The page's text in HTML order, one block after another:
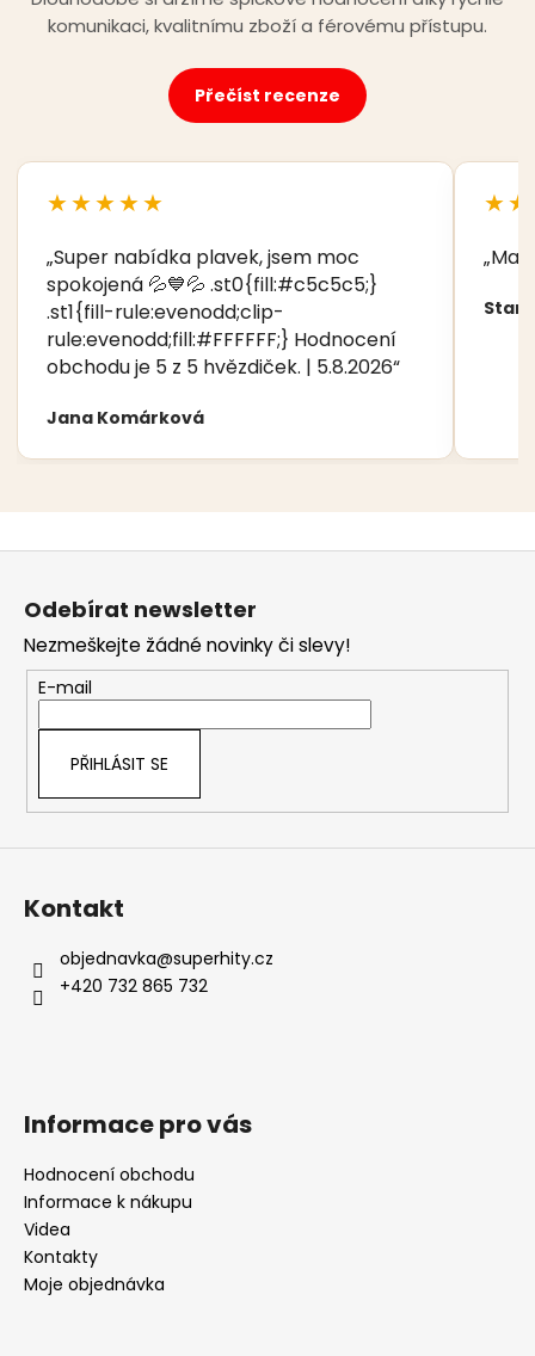
komunikaci, kvalitnímu zboží a férovému přístupu.
Přečíst recenze
★★★★★
„Super nabídka plavek, jsem moc
spokojená 💦💙💦 .st0{fill:#c5c5c5;}
.st1{fill-rule:evenodd;clip-
rule:evenodd;fill:#FFFFFF;} Hodnocení
obchodu je 5 z 5 hvězdiček. | 5.8.2026“
Jana Komárková
Odebírat newsletter
Nezmeškejte žádné novinky či slevy!
E-mail
PŘIHLÁSIT SE
Kontakt
objednavka@superhity.cz
+420 732 865 732
Informace pro vás
Hodnocení obchodu
Informace k nákupu
Videa
Kontakty
Moje objednávka